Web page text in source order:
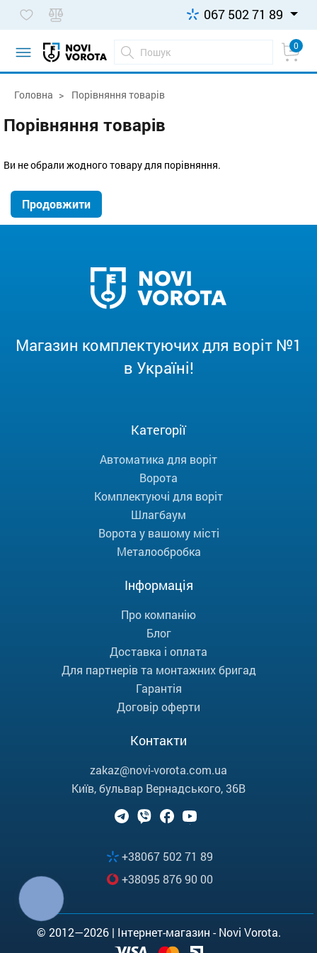
067 502 71 89
0
Головна Порівняння товарів
Порівняння товарів
Ви не обрали жодного товару для порівняння.
Продовжити
Магазин комплектуючих для воріт №1
в Україні!
Категорії
Автоматика для воріт
Ворота
Комплектуючі для воріт
Шлагбаум
Ворота у вашому місті
Металообробка
Інформація
Про компанію
Блог
Доставка і оплата
Для партнерів та монтажних бригад
Гарантія
Договір оферти
Контакти
zakaz@novi-vorota.com.ua
Київ, бульвар Вернадського, 36В
+38067 502 71 89
+38095 876 90 00
© 2012—2026 | Інтернет-магазин - Novi Vorota.